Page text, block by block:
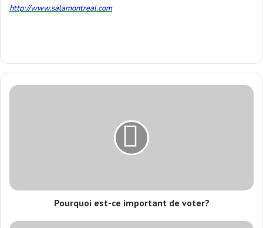
http://www.salamontreal.com
Pourquoi est-ce important de voter?